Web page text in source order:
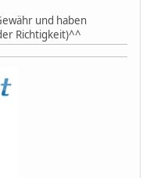
und haben
Richtigkeit)^^